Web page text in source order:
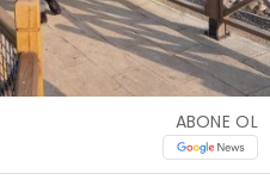
ABONE OL